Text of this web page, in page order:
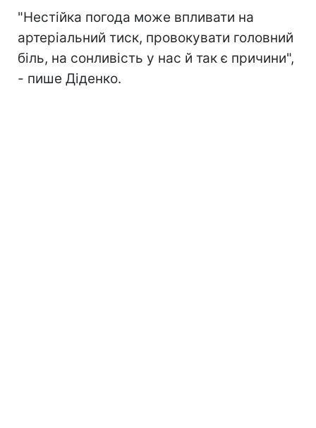
"Нестійка погода може впливати на
артеріальний тиск, провокувати головний
біль, на сонливість у нас й так є причини",
- пише Діденко.